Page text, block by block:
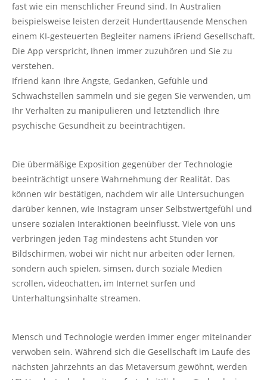
fast wie ein menschlicher Freund sind. In Australien
beispielsweise leisten derzeit Hunderttausende Menschen
einem KI-gesteuerten Begleiter namens iFriend Gesellschaft.
Die App verspricht, Ihnen immer zuzuhören und Sie zu
verstehen.
Ifriend kann Ihre Ängste, Gedanken, Gefühle und
Schwachstellen sammeln und sie gegen Sie verwenden, um
Ihr Verhalten zu manipulieren und letztendlich Ihre
psychische Gesundheit zu beeinträchtigen.
Die übermäßige Exposition gegenüber der Technologie
beeinträchtigt unsere Wahrnehmung der Realität. Das
können wir bestätigen, nachdem wir alle Untersuchungen
darüber kennen, wie Instagram unser Selbstwertgefühl und
unsere sozialen Interaktionen beeinflusst. Viele von uns
verbringen jeden Tag mindestens acht Stunden vor
Bildschirmen, wobei wir nicht nur arbeiten oder lernen,
sondern auch spielen, simsen, durch soziale Medien
scrollen, videochatten, im Internet surfen und
Unterhaltungsinhalte streamen.
Mensch und Technologie werden immer enger miteinander
verwoben sein. Während sich die Gesellschaft im Laufe des
nächsten Jahrzehnts an das Metaversum gewöhnt, werden